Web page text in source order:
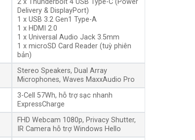
2 x Thunderbolt 4 USB Type-C (Power
Delivery & DisplayPort)
1 x USB 3.2 Gen1 Type-A
1 x HDMI 2.0
1 x Universal Audio Jack 3.5mm
1 x microSD Card Reader (tuỳ phiên
bản)
Stereo Speakers, Dual Array
Microphones, Waves MaxxAudio Pro
3-Cell 57Wh, hỗ trợ sạc nhanh
ExpressCharge
FHD Webcam 1080p, Privacy Shutter,
IR Camera hỗ trợ Windows Hello